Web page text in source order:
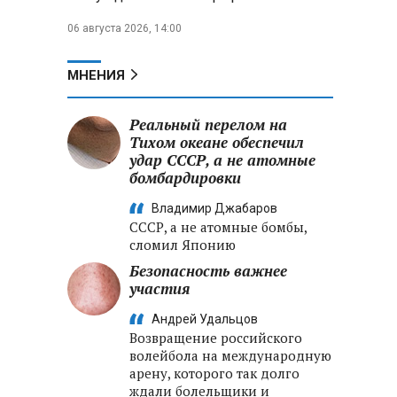
06 августа 2026, 14:00
МНЕНИЯ
Реальный перелом на
Тихом океане обеспечил
удар СССР, а не атомные
бомбардировки
Владимир Джабаров
СССР, а не атомные бомбы,
сломил Японию
Безопасность важнее
участия
Андрей Удальцов
Возвращение российского
волейбола на международную
арену, которого так долго
ждали болельщики и